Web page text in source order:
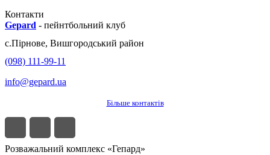
Контакти
Gepard - пейнтбольний клуб
с.Пірнове, Вишгородський район
(098) 111-99-11
info@gepard.ua
Більше контактів
Розважальний комплекс «Гепард»